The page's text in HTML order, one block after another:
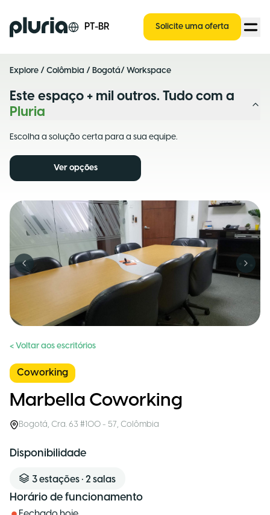
Logo Pluria PT-BR Solicite uma oferta
Explore / Colômbia / Bogotá/ Workspace
Este espaço + mil outros. Tudo com a
Pluria
Escolha a solução certa para a sua equipe.
Ver opções
Previous slide Next
< Voltar aos escritórios
Coworking
Marbella Coworking
Bogotá, Cra. 63 #100 - 57, Colômbia
Disponibilidade
3estações • 2 salas
Horário de funcionamento